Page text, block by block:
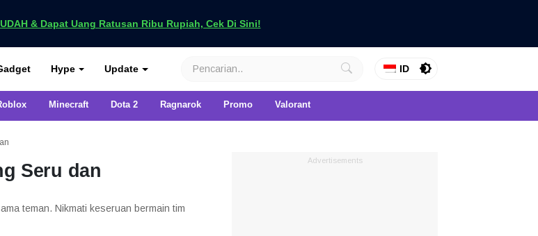
& Dapat Uang Ratusan Ribu Rupiah, Cek Di Sini!
Hype Update ID
Minecraft Dota 2 Ragnarok Promo Valorant
Seru dan
teman. Nikmati keseruan bermain tim
Advertisements